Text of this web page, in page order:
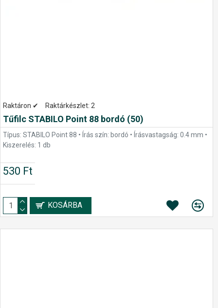
Raktáron ✔ Raktárkészlet: 2
Tűfilc STABILO Point 88 bordó (50)
Típus: STABILO Point 88 • Írás szín: bordó • Írásvastagság: 0.4 mm •
Kiszerelés: 1 db
530 Ft
KOSÁRBA